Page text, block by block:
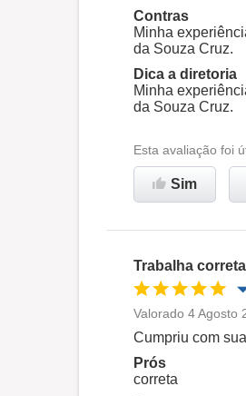
Contras
Minha
da Souza Cruz.
Dica a diretoria
Minha
da Souza Cruz.
Esta avaliação foi
Sim
Trabalha
Oportunidade
Ambiente de
Valorado 4 Agosto
Cumpriu com
Prós
correta